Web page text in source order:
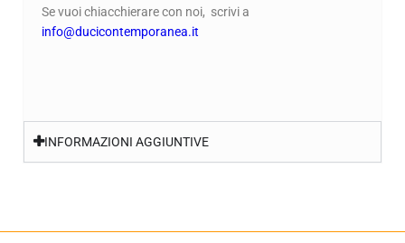
Se vuoi chiacchierare con noi, scrivi a
info@ducicontemporanea.it
INFORMAZIONI AGGIUNTIVE